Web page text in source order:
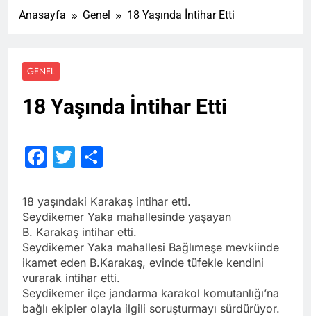
Anasayfa Genel 18 Yaşında İntihar Etti
GENEL
18 Yaşında İntihar Etti
Facebook
Twitter
18 yaşındaki Karakaş intihar etti.
Seydikemer Yaka mahallesinde yaşayan
B. Karakaş intihar etti.
Seydikemer Yaka mahallesi Bağlımeşe mevkiinde
ikamet eden B.Karakaş, evinde tüfekle kendini
vurarak intihar etti.
Seydikemer ilçe jandarma karakol komutanlığı’na
bağlı ekipler olayla ilgili soruşturmayı sürdürüyor.